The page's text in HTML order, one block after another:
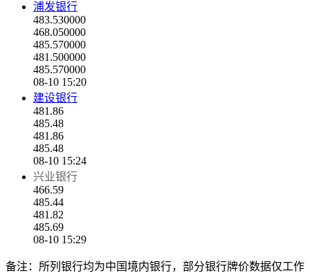
浦发银行
483.530000
468.050000
485.570000
481.500000
485.570000
08-10 15:20
建设银行
481.86
485.48
481.86
485.48
08-10 15:24
兴业银行
466.59
485.44
481.82
485.69
08-10 15:29
备注：所列银行均为中国境内银行，部分银行牌价数据仅工作